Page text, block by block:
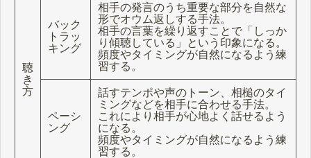
聴
き
方
バック
トラッ
キング
相手の発言のうち重要な部分を自然な
形でオウム返しする手法。
相手の言葉を繰り返すことで「しっか
り傾聴している」という印象になる。
頻度やタイミングが自然になるよう練
習する。
ペーシ
ング
話すテンポや声のトーン、相槌のタイ
ミングなどを相手に合わせる手法。
これにより相手が心地よく話せるよう
になる。
頻度やタイミングが自然になるよう練
習する。